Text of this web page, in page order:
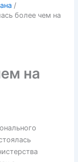
более чем на
на